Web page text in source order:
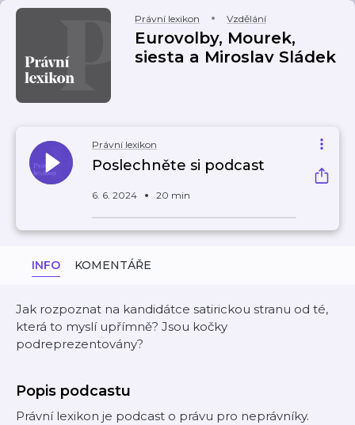
Právní lexikon Vzdělání
Eurovolby, Mourek,
siesta a Miroslav Sládek
Právní lexikon
Poslechněte si podcast
6. 6. 2024 20 min
INFO KOMENTÁŘE
Jak rozpoznat na kandidátce satirickou stranu od té,
která to myslí upřímně? Jsou kočky
podreprezentovány?
Popis podcastu
Právní lexikon je podcast o právu pro neprávníky.